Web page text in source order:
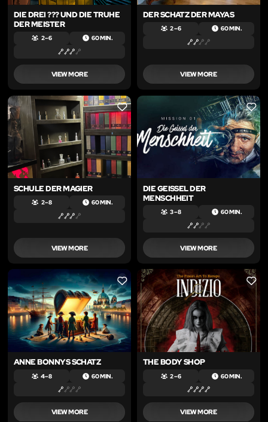
DIE DREI ??? UND DIE TRUHE
DER MEISTER
2 – 6 60 MIN.
VIEW MORE
DER SCHATZ DER MAYAS
2 – 6 60 MIN.
VIEW MORE
LIKE
SCHULE DER MAGIER
2 – 8 60 MIN.
VIEW MORE
LIKE
DIE GEISSEL DER
MENSCHHEIT
3 – 8 60 MIN.
VIEW MORE
LIKE
ANNE BONNYS SCHATZ
4 – 8 60 MIN.
VIEW MORE
LIKE
THE BODY SHOP
2 – 6 60 MIN.
VIEW MORE